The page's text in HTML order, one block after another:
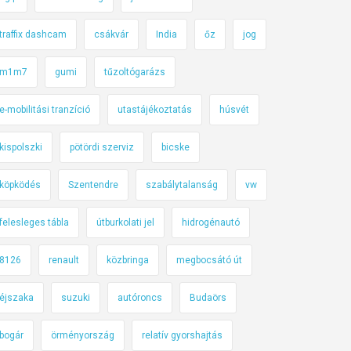
traffix dashcam csákvár India őz jog
m1m7 gumi tűzoltógarázs
e-mobilitási tranzíció utastájékoztatás húsvét
kispolszki pötördi szerviz bicske
köpködés Szentendre szabálytalanság vw
felesleges tábla útburkolati jel hidrogénautó
8126 renault közbringa megbocsátó út
éjszaka suzuki autóroncs Budaörs
bogár örményország relatív gyorshajtás